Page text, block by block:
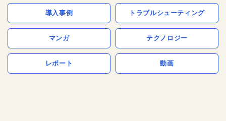
導入事例 トラブルシューティング
マンガ テクノロジー
レポート 動画